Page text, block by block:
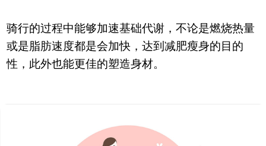
骑行的过程中能够加速基础代谢，不论是燃烧热量
或是脂肪速度都是会加快，达到减肥瘦身的目的
性，此外也能更佳的塑造身材。